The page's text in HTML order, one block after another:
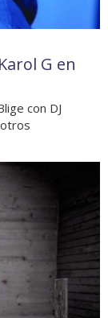
G en
con DJ